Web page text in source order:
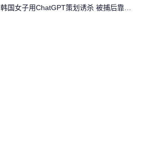
韩国女子用ChatGPT策划诱杀 被捕后靠清纯颜值粉丝暴涨50倍